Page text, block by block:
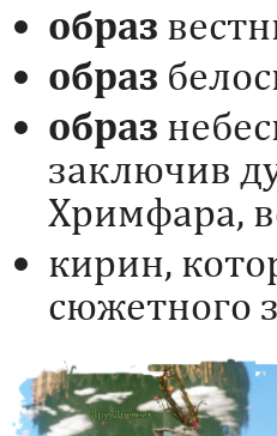
образ
образ
образ
заключив
Хримфара,
кирин,
сюжетного